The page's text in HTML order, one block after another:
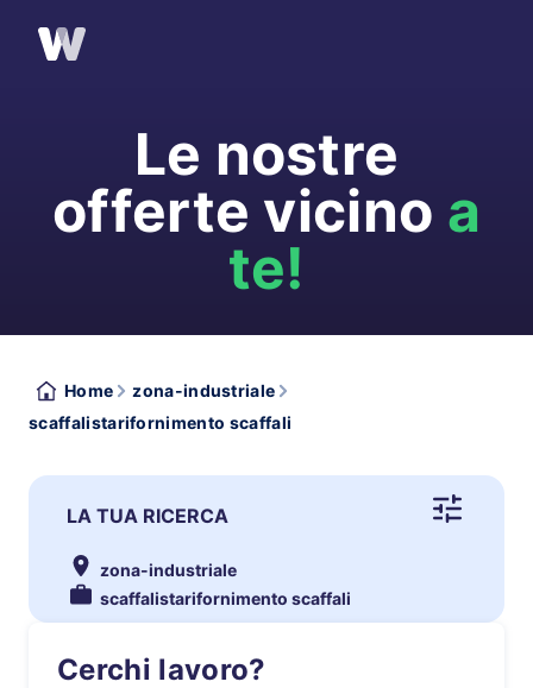
Le nostre
offerte vicino a
te!
Home
zona-industriale
scaffalistarifornimento scaffali
LA TUA RICERCA
zona-industriale
scaffalistarifornimento scaffali
Cerchi lavoro?